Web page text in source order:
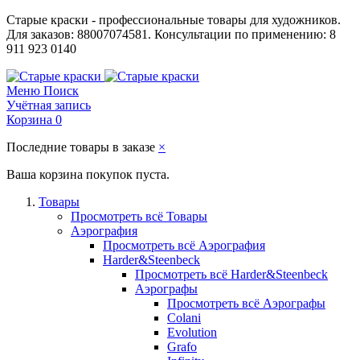
Старые краски - профессиональные товары для художников.
Для заказов: 88007074581. Консультации по применению: 8
911 923 0140
Меню Поиск
Учётная запись
Корзина 0
Последние товары в заказе ×
Ваша корзина покупок пуста.
Товары
Просмотреть всё Товары
Аэрография
Просмотреть всё Аэрография
Harder&Steenbeck
Просмотреть всё Harder&Steenbeck
Аэрографы
Просмотреть всё Аэрографы
Colani
Evolution
Grafo